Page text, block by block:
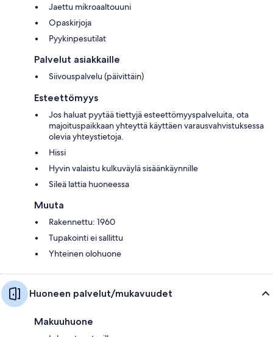
Jaettu mikroaaltouuni
Opaskirjoja
Pyykinpesutilat
Palvelut asiakkaille
Siivouspalvelu (päivittäin)
Esteettömyys
Jos haluat pyytää tiettyjä esteettömyyspalveluita, ota
majoituspaikkaan yhteyttä käyttäen varausvahvistuksessa
olevia yhteystietoja.
Hissi
Hyvin valaistu kulkuväylä sisäänkäynnille
Sileä lattia huoneessa
Muuta
Rakennettu: 1960
Tupakointi ei sallittu
Yhteinen olohuone
Huoneen palvelut/mukavuudet
Makuuhuone